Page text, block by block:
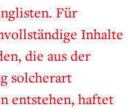
Für
Inhalte
die aus der
solcherart
entstehen, haftet